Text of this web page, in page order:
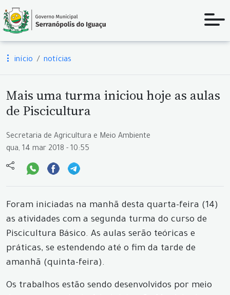
início notícias
Mais uma turma iniciou hoje as aulas
de Piscicultura
Secretaria de Agricultura e Meio Ambiente
qua, 14 mar 2018 - 10:55
Foram iniciadas na manhã desta quarta-feira (14)
as atividades com a segunda turma do curso de
Piscicultura Básico. As aulas serão teóricas e
práticas, se estendendo até o fim da tarde de
amanhã (quinta-feira).
Os trabalhos estão sendo desenvolvidos por meio